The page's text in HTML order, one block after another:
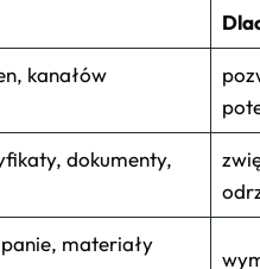
kanałów
dokumenty,
materiały